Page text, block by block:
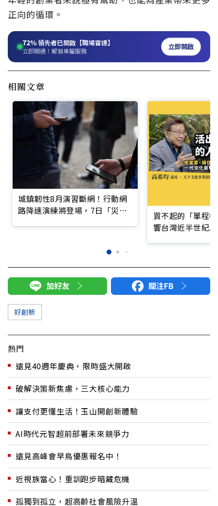
正向的循環。
72%領先者已開啟【職場雷達】
立即開通！解鎖專屬服務 立即開啟
相關文章
城鎮韌性8月演習斷網！行動網
路降速演練將登場，7日「災防
買不起的「單程
響台灣近半世紀
加好友 關注FB
好創新
熱門
遠見40週年慶典，限時盛大開啟
破解決策新焦慮，三大核心能力
讓支付更懂生活！玉山開創新體驗
AI時代元智超前部署未來競爭力
遠見高峰會早鳥優惠報名中！
近視族當心！重訓跑步暗藏危機
孤獨到孤立，超高齡社會風險升溫